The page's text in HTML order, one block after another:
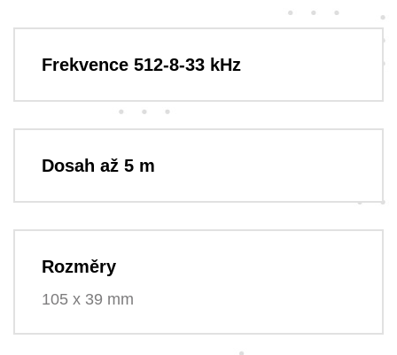
Frekvence 512-8-33 kHz
Dosah až 5 m
Rozměry
105 x 39 mm